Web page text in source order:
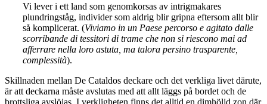
Vi lever i ett land som genomkorsas av intrigmakares
plundringståg, individer som aldrig blir gripna eftersom allt blir
så komplicerat. (Viviamo in un Paese percorso e agitato dalle
scorribande di tessitori di trame che non si riescono mai ad
afferrare nella loro astuta, ma talora persino trasparente,
complessità).
Skillnaden mellan De Cataldos deckare och det verkliga livet därute,
är att deckarna måste avslutas med att allt läggs på bordet och de
brottsliga avslöjas. I verkligheten finns det alltid en dimhöljd zon där